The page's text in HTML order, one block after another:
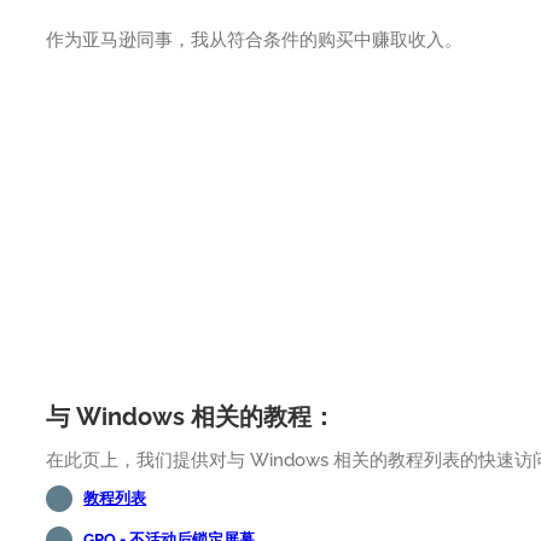
作为亚马逊同事，我从符合条件的购买中赚取收入。
与 Windows 相关的教程：
在此页上，我们提供对与 Windows 相关的教程列表的快速访
教程列表